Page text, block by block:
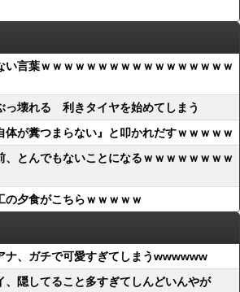
い言葉ｗｗｗｗｗｗｗｗｗｗｗｗｗｗｗｗｗ
っ壊れる 利きタイヤを始めてしまう
体が糞つまらない』と叩かれだすｗｗｗｗｗ
、とんでもないことになるｗｗｗｗｗｗｗｗ
の夕食がこちらｗｗｗｗｗ
ナ、ガチで可愛すぎてしまうwwwwww
、隠してること多すぎてしんどいんやが